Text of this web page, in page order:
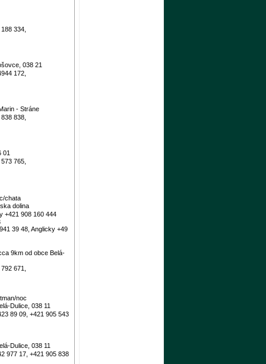
334,
038 21
172,
- Stráne
838,
01
765,
chata
dolina
+421 908 160 444
39 48, Anglicky +49
9km od obce Belá-
671,
noc
Dulice, 038 11
89 09, +421 905 543
Dulice, 038 11
977 17, +421 905 838